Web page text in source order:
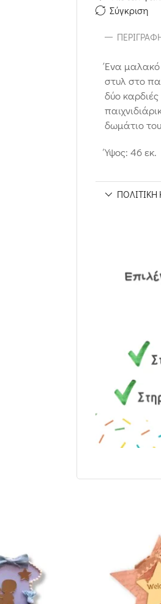
Σύγκριση
Ένα μαλακό
στυλ στο
δύο
δωμάτιο
Ύψος: 46 εκ.